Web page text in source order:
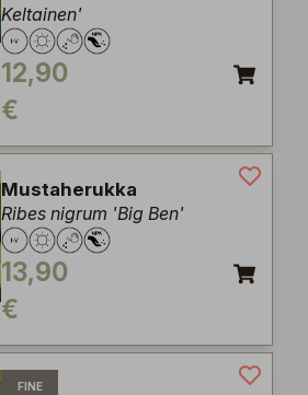
Keltainen'
12,90
€
Mustaherukka
Ribes nigrum 'Big Ben'
13,90
€
FINE